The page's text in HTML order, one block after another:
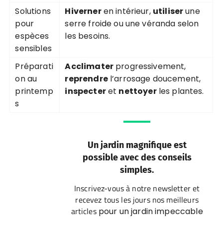
Solutions
pour
espèces
sensibles
Hiverneren intérieur, utiliserune
serre froide ou une véranda selon
les besoins.
Préparati
on au
printemp
s
Acclimaterprogressivement,
reprendrel’arrosage doucement,
inspecteret nettoyerles plantes.
Un jardin magnifique est
possible avec des conseils
simples.
Inscrivez-vous à notre newsletter et
recevez tous les jours nos meilleurs
articlespour un jardin impeccable